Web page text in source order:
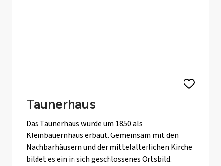
Taunerhaus
Das Taunerhaus wurde um 1850 als
Kleinbauernhaus erbaut. Gemeinsam mit den
Nachbarhäusern und der mittelalterlichen Kirche
bildet es ein in sich geschlossenes Ortsbild.